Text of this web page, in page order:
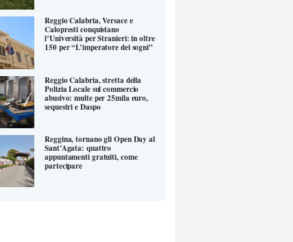
Reggio Calabria, Versace e
Calopresti conquistano
l’Università per Stranieri: in oltre
150 per “L’imperatore dei sogni”
Reggio Calabria, stretta della
Polizia Locale sul commercio
abusivo: multe per 25mila euro,
sequestri e Daspo
Reggina, tornano gli Open Day al
Sant’Agata: quattro
appuntamenti gratuiti, come
partecipare